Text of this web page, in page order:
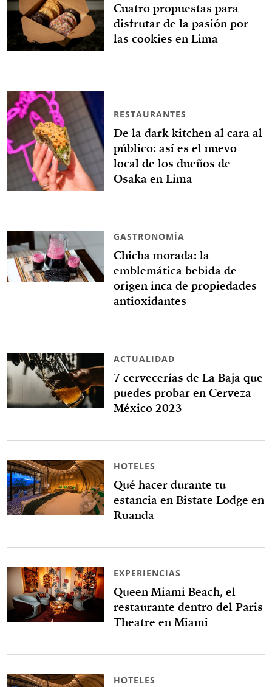
Cuatro propuestas para
disfrutar de la pasión por
las cookies en Lima
RESTAURANTES
De la dark kitchen al cara al
público: así es el nuevo
local de los dueños de
Osaka en Lima
GASTRONOMÍA
Chicha morada: la
emblemática bebida de
origen inca de propiedades
antioxidantes
ACTUALIDAD
7 cervecerías de La Baja que
puedes probar en Cerveza
México 2023
HOTELES
Qué hacer durante tu
estancia en Bistate Lodge en
Ruanda
EXPERIENCIAS
Queen Miami Beach, el
restaurante dentro del Paris
Theatre en Miami
HOTELES